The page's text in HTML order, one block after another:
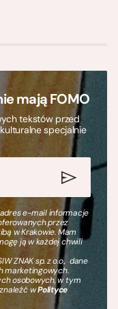
mają FOMO
tekstów przed
specjalnie
e-mail informacje
przez
w Krakowie. Mam
ją w każdej chwili
ZNAK sp. z o.o., dane
marketingowych.
osobowych, w tym
wPolityce